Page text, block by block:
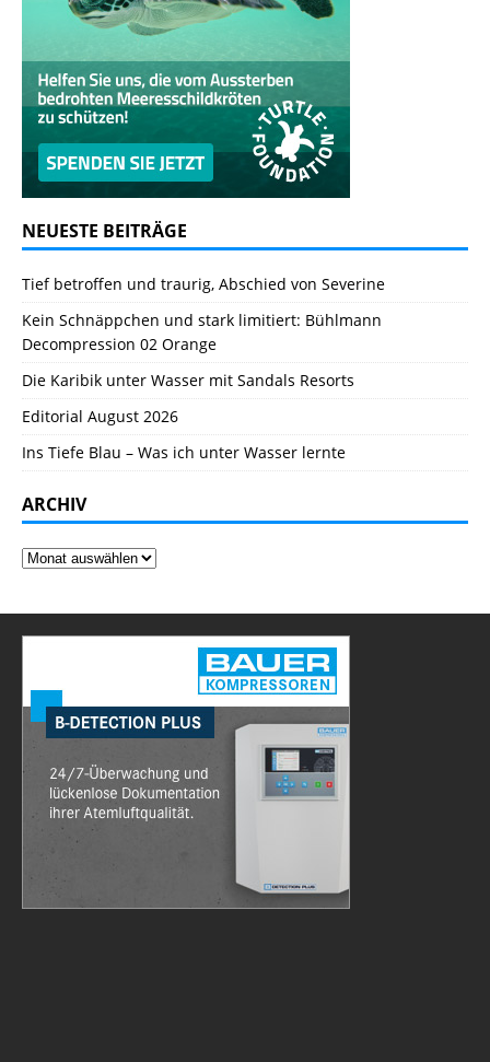
NEUESTE BEITRÄGE
Tief betroffen und traurig, Abschied von Severine
Kein Schnäppchen und stark limitiert: Bühlmann
Decompression 02 Orange
Die Karibik unter Wasser mit Sandals Resorts
Editorial August 2026
Ins Tiefe Blau – Was ich unter Wasser lernte
ARCHIV